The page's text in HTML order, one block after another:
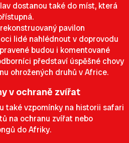
dostanou také do míst, která
pavilon
lidé nahlédnout v doprovodu
budou i komentované
představí úspěšné chovy
ohrožených druhů v Africe.
v ochraně zvířat
také vzpomínky na historii safari
na ochranu zvířat nebo
do Afriky.